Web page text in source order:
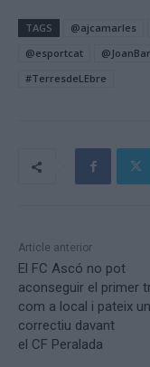
TAGS @ajcamarles
@esportcat
#TerresdeLEbre
Article anterior
El FC Ascó no pot
aconseguir el primer
com a local i pateix
correctiu davant
el CF Peralada